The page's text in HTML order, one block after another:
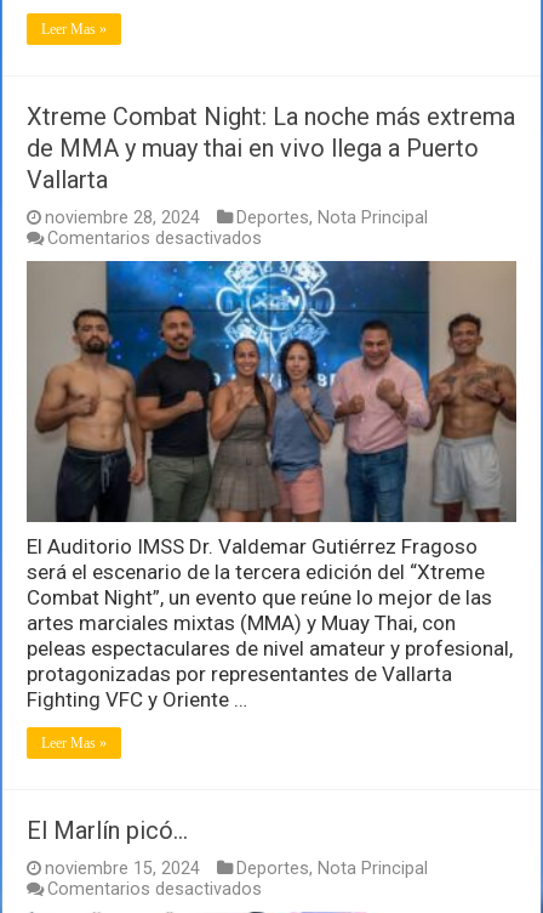
Leer Mas »
Xtreme Combat Night: La noche más extrema
de MMA y muay thai en vivo llega a Puerto
Vallarta
noviembre 28, 2024 Deportes, Nota Principal
Comentarios desactivados
Xtreme
Combat
Night:
La
noche
más
extrema
de
MMA
y
muay
thai
en
vivo
llega
a
Vallarta
El Auditorio IMSS Dr. Valdemar Gutiérrez Fragoso
será el escenario de la tercera edición del “Xtreme
Combat Night”, un evento que reúne lo mejor de las
artes marciales mixtas (MMA) y Muay Thai, con
peleas espectaculares de nivel amateur y profesional,
protagonizadas por representantes de Vallarta
Fighting VFC y Oriente …
Leer Mas »
El Marlín picó…
noviembre 15, 2024 Deportes, Nota Principal
Comentarios desactivados
El